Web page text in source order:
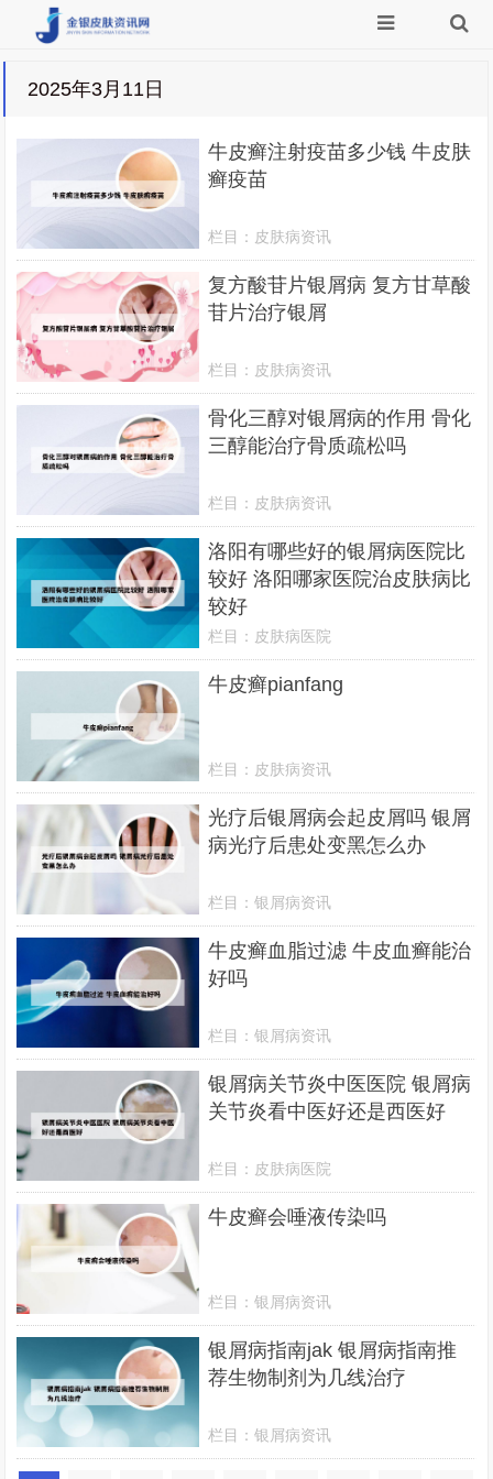
2025年3月11日
牛皮癣注射疫苗多少钱 牛皮肤
癣疫苗
栏目： 皮肤病资讯
复方酸苷片银屑病 复方甘草酸
苷片治疗银屑
栏目： 皮肤病资讯
骨化三醇对银屑病的作用 骨化
三醇能治疗骨质疏松吗
栏目： 皮肤病资讯
洛阳有哪些好的银屑病医院比
较好 洛阳哪家医院治皮肤病比
较好
栏目： 皮肤病医院
牛皮癣pianfang
栏目： 皮肤病资讯
光疗后银屑病会起皮屑吗 银屑
病光疗后患处变黑怎么办
栏目：银屑病资讯
牛皮癣血脂过滤 牛皮血癣能治
好吗
栏目：银屑病资讯
银屑病关节炎中医医院 银屑病
关节炎看中医好还是西医好
栏目： 皮肤病医院
牛皮癣会唾液传染吗
栏目：银屑病资讯
银屑病指南jak 银屑病指南推
荐生物制剂为几线治疗
栏目：银屑病资讯